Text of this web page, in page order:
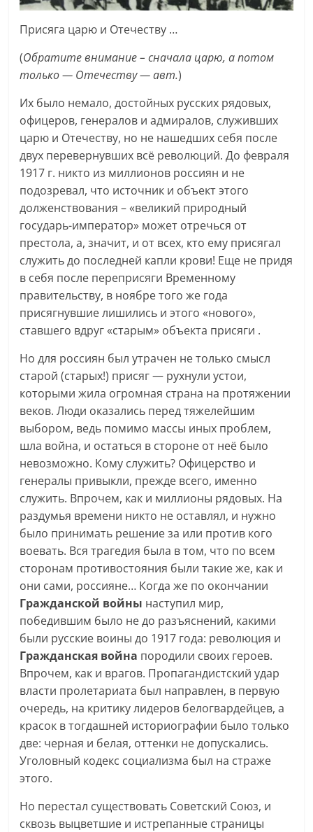
Присяга царю и Отечеству …
(Обратите внимание – сначала царю, а потом
только — Отечеству — авт.)
Их было немало, достойных русских рядовых,
офицеров, генералов и адмиралов, служивших
царю и Отечеству, но не нашедших себя после
двух перевернувших всё революций. До февраля
1917 г. никто из миллионов россиян и не
подозревал, что источник и объект этого
долженствования – «великий природный
государь-император» может отречься от
престола, а, значит, и от всех, кто ему присягал
служить до последней капли крови! Еще не придя
в себя после переприсяги Временному
правительству, в ноябре того же года
присягнувшие лишились и этого «нового»,
ставшего вдруг «старым» объекта присяги .
Но для россиян был утрачен не только смысл
старой (старых!) присяг — рухнули устои,
которыми жила огромная страна на протяжении
веков. Люди оказались перед тяжелейшим
выбором, ведь помимо массы иных проблем,
шла война, и остаться в стороне от неё было
невозможно. Кому служить? Офицерство и
генералы привыкли, прежде всего, именно
служить. Впрочем, как и миллионы рядовых. На
раздумья времени никто не оставлял, и нужно
было принимать решение за или против кого
воевать. Вся трагедия была в том, что по всем
сторонам противостояния были такие же, как и
они сами, россияне… Когда же по окончании
Гражданской войны наступил мир,
победившим было не до разъяснений, какими
были русские воины до 1917 года: революция и
Гражданская война породили своих героев.
Впрочем, как и врагов. Пропагандистский удар
власти пролетариата был направлен, в первую
очередь, на критику лидеров белогвардейцев, а
красок в тогдашней историографии было только
две: черная и белая, оттенки не допускались.
Уголовный кодекс социализма был на страже
этого.
Но перестал существовать Советский Союз, и
сквозь выцветшие и истрепанные страницы